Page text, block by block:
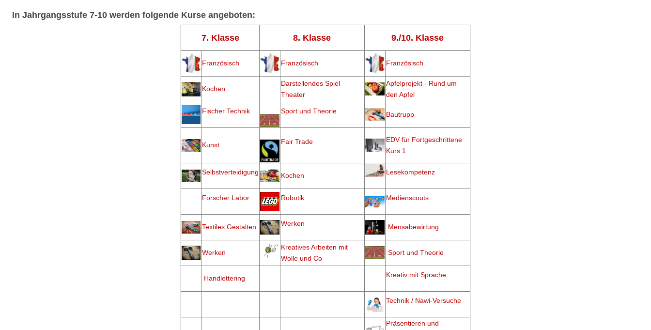
In Jahrgangsstufe 7-10 werden folgende Kurse angeboten: ​
7. Klasse 8. Klasse 9./10. Klasse
Französisch Französisch Französisch
Kochen
Darstellendes Spiel
Theater
Apfelprojekt - Rund um
den Apfel
Fischer Technik Sport und Theorie Bautrupp
Kunst Fair Trade
EDV für Fortgeschrittene
Kurs 1
Selbstverteidigung Kochen Lesekompetenz
Forscher Labor Robotik Medienscouts
Textiles Gestalten Werken Mensabewirtung
Werken
Kreatives Arbeiten mit
Wolle und Co
Sport und Theorie
Handlettering Kreativ mit Sprache
Technik / Nawi-Versuche
Präsentieren und